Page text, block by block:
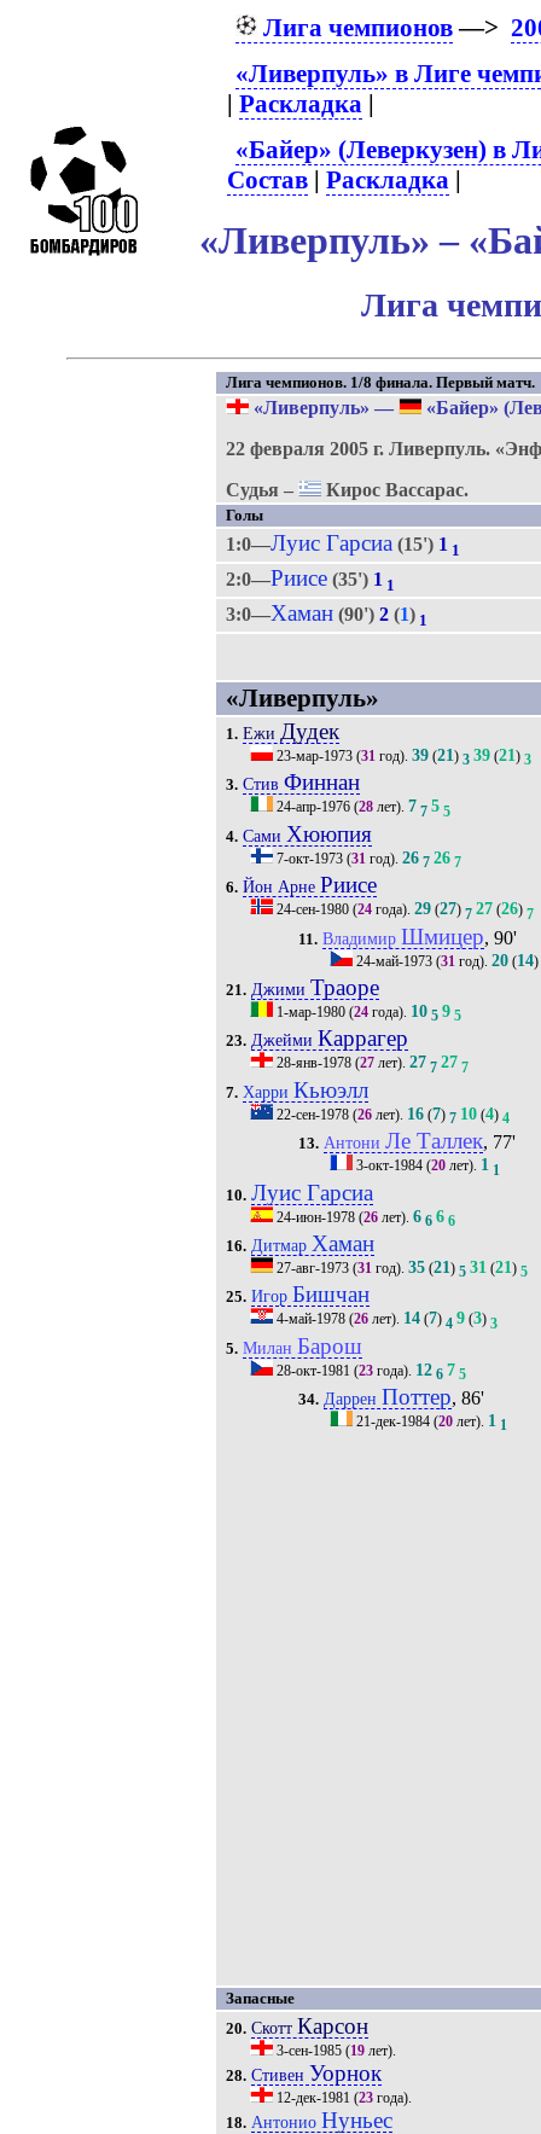
Лига чемпионов—>
«Ливерпуль» в Лиге
|Раскладка |
«Байер» (Леверкузен) в
Состав |Раскладка |
«Ливерпуль» –
Лига
Лига чемпионов. 1/8 финала. Первый матч.
«Ливерпуль» —
«Байер»
22 февраля 2005 г. Ливерпуль.
Судья –
Кирос Вассарас.
Голы
1:0—Луис Гарсиа (15') 1 1
2:0—Риисе(35') 1 1
3:0—Хаман(90') 2(1) 1
«Ливерпуль»
1. Ежи Дудек
23-мар-1973(31год). 39(21) 3 39(21) 3
3. Стив Финнан
24-апр-1976(28лет). 7 7 5 5
4. Сами Хююпия
7-окт-1973(31 год). 26 7 26 7
6. Йон Арне Риисе
24-сен-1980(24года). 29(27) 7 27(26) 7
11. Владимир Шмицер, 90'
24-май-1973 (31 год).20 (14)
21. Джими Траоре
1-мар-1980(24года). 10 5 9 5
23. Джейми Каррагер
28-янв-1978(27лет). 27 7 27 7
7. Харри Кьюэлл
22-сен-1978(26лет). 16(7) 7 10(4) 4
13. Антони Ле Таллек, 77'
3-окт-1984 (20 лет). 1 1
10. Луис Гарсиа
24-июн-1978(26лет). 6 6 6 6
16. Дитмар Хаман
27-авг-1973(31год). 35(21) 5 31(21) 5
25. Игор Бишчан
4-май-1978(26лет). 14(7) 4 9(3) 3
5. Милан Барош
28-окт-1981 (23года). 12 6 7 5
34. Даррен Поттер, 86'
21-дек-1984 (20 лет). 1 1
Запасные
20. Скотт Карсон
3-сен-1985(19лет).
28. Стивен Уорнок
12-дек-1981 (23года).
18. Антонио Нуньес